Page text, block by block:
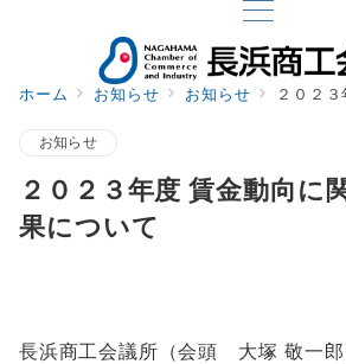
ホーム お知らせ お知らせ ２０２３年度
お知らせ
２０２３年度 賃金動向に
果について
長浜商工会議所（会頭 大塚 敬一郎